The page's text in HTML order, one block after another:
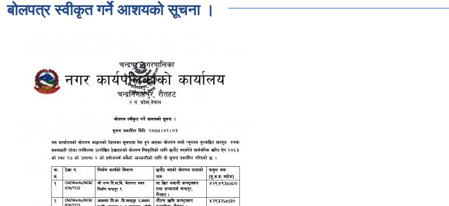
बोलपत्र स्वीकृत गर्ने आशयको सूचना ।